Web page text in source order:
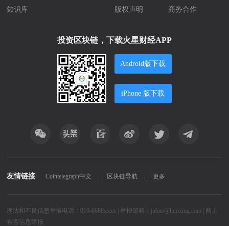
知识库 版权声明 商务合作
投资区块链，下载火星财经APP
Android版下载
iPhone 版下载
友情链接 Cointelegraph中文 区块链导航 更多
违法和不良信息举报电话：010-6688xxxx | 举报邮箱：jubao@huoxing.com |
网上
有害信息举报